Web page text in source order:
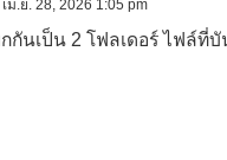
ม.ย. 28, 2026 1:05 pm
กันเป็น 2 โฟลเดอร์ ไฟล์